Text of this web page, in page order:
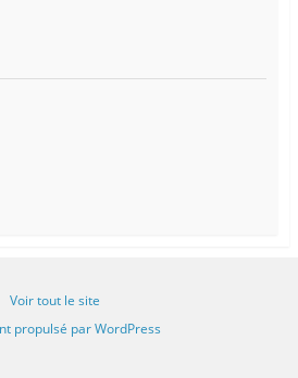
Voir tout le site
propulsé par WordPress